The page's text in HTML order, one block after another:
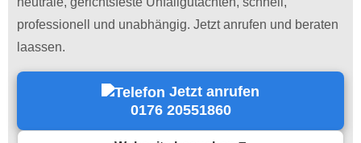
professionell und unabhängig. Jetzt anrufen und beraten
laassen.
Jetzt anrufen
0176 20551860